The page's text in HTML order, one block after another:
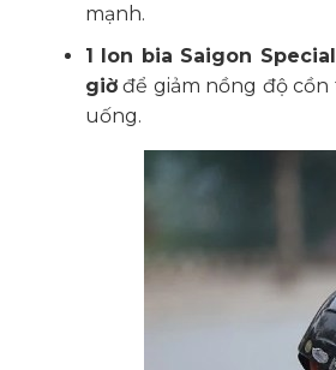
mạnh.
1 lon bia Saigon
giờđể giảm nồng độ cồn
uống.